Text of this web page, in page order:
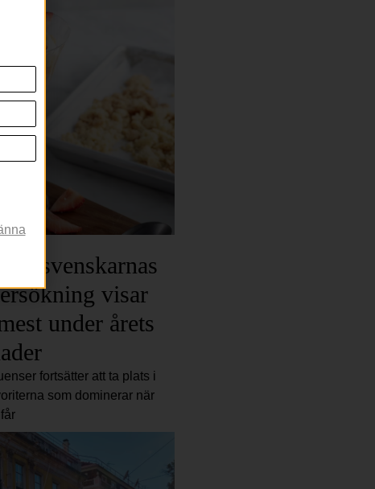
svenskarnas
visar
under årets
fortsätter att ta plats i
som dominerar när